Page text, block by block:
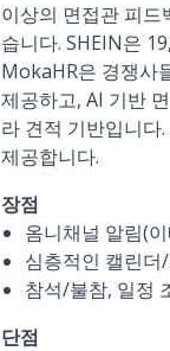
이상의 면접관 피
습니다. SHEIN은
MokaHR은 경쟁사
제공하고, AI 기반
라 견적 기반입니다
제공합니다.
장점
옴니채널 알림(
심층적인 캘린더
참석/불참, 일정
단점